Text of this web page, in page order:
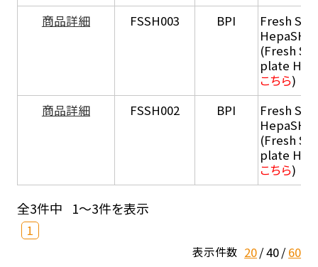
商品詳細
FSSH003 BPI
Fresh
HepaSH®
(Fresh
plate
こちら)
商品詳細
FSSH002 BPI
Fresh
HepaSH®
(Fresh
plate
こちら)
全3件中 1～3件を表示
1
表示件数 20 40 60